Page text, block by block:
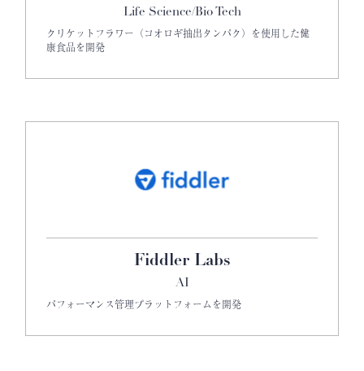
Life Science/Bio Tech
クリケットフラワー（コオロギ抽出タンパク）を使用した健
康食品を開発
Fiddler Labs
AI
パフォーマンス管理プラットフォームを開発